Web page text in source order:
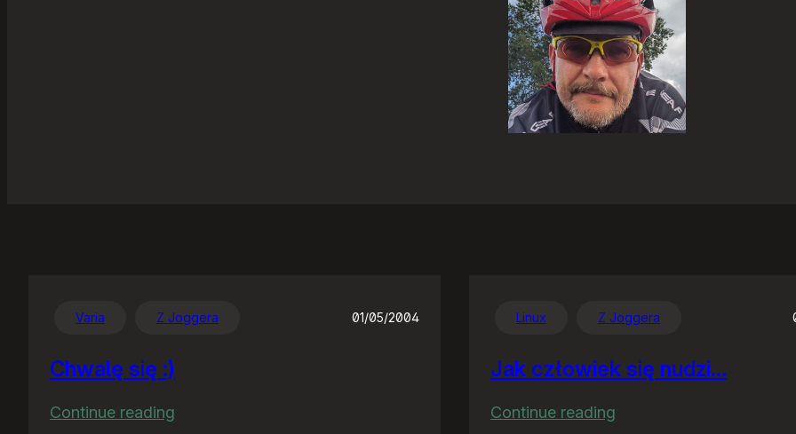
Varia Z Joggera 01/05/2004
Chwalę się :)
Continue reading
Linux Z Joggera
Jak człowiek się nudzi…
Continue reading